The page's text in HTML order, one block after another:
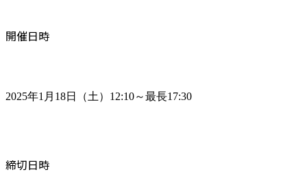
開催日時
2025年1月18日（土）12:10～最長17:30
締切日時